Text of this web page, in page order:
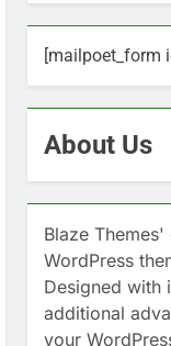
[mailpoet_form
About Us
Blaze
WordPress
Designed with
additional
your